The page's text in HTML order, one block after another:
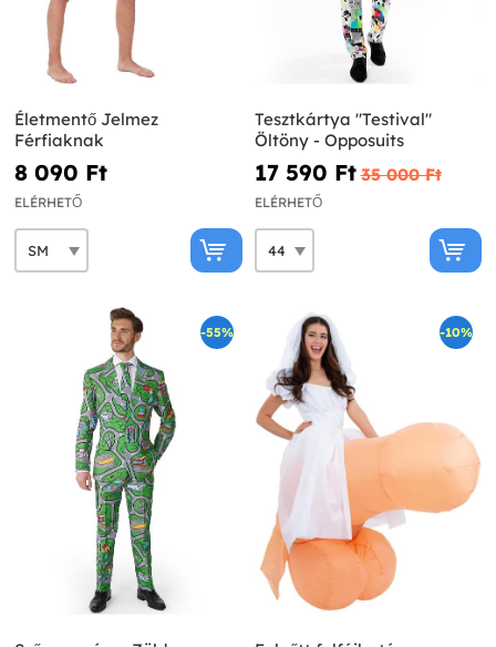
Életmentő Jelmez
Férfiaknak
8 090 Ft‎
ELÉRHETŐ
Tesztkártya "Testival"
Öltöny - Opposuits
17 590 Ft‎ 35 000 Ft‎
ELÉRHETŐ
-55% -10%